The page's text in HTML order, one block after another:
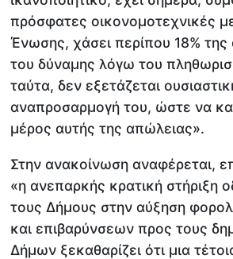
πρόσφατες οικονομοτεχνικές
Ένωσης, χάσει περίπου 18% της
του δύναμης λόγω του
ταύτα, δεν εξετάζεται
αναπροσαρμογή του, ώστε να
μέρος αυτής της απώλειας».
Στην ανακοίνωση αναφέρεται,
«η ανεπαρκής κρατική στήριξη
τους Δήμους στην αύξηση
και επιβαρύνσεων προς τους
Δήμων ξεκαθαρίζει ότι μια